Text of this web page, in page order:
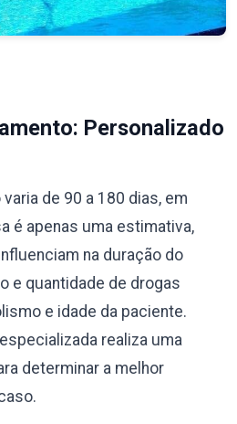
Personalizado
de 90 a 180 dias, em
é apenas uma estimativa,
na duração do
e quantidade de drogas
e idade da paciente.
realiza uma
determinar a melhor